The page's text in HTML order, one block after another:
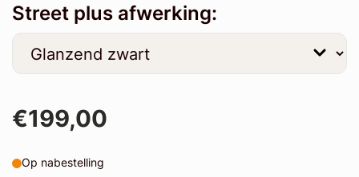
Street plus afwerking:
€199,00
Op nabestelling